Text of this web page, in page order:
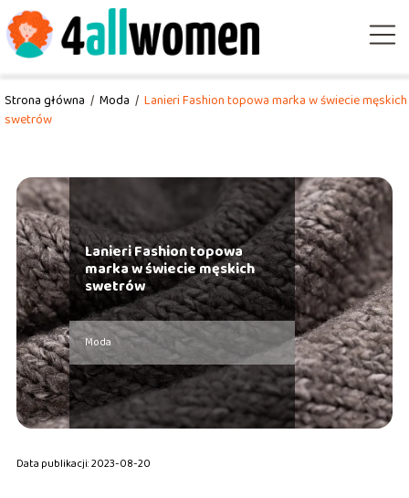
Strona główna / Moda / Lanieri Fashion topowa marka w świecie męskich
swetrów
Lanieri Fashion topowa
marka w świecie męskich
swetrów
Moda
Data publikacji: 2023-08-20